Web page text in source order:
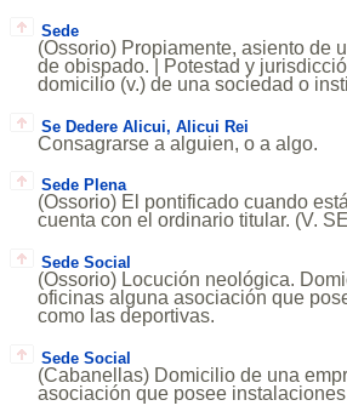
Sede
(Ossorio) Propiamente, asiento de
de obispado. | Potestad y
domicilio (v.) de una sociedad o
Se Dedere Alicui, Alicui Rei
Consagrarse a alguien, o a algo.
Sede Plena
(Ossorio) El pontificado cuando
cuenta con el ordinario titular. (V.
Sede Social
(Ossorio) Locución neológica.
oficinas alguna asociación que
como las deportivas.
Sede Social
(Cabanellas) Domicilio de una
asociación que posee